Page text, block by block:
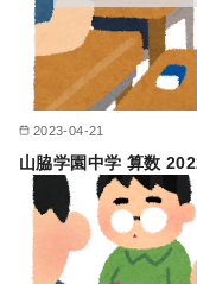
2023-04-21
山脇学園中学 算数